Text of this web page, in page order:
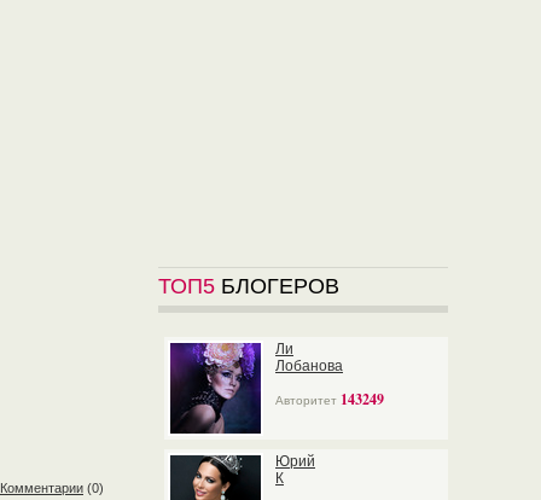
Комментарии (0)
ТОП5 БЛОГЕРОВ
Ли
Лобанова
Авторитет 143249
Юрий
К